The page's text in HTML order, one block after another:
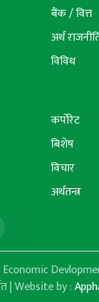
बैंक / वित्त
अर्थ
विविध
कर्पोरेट
बिशेष
विचार
अर्थतन्त्र
| Website by :